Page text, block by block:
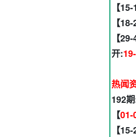
【
【
【
开:
热闻
192
【01-
【